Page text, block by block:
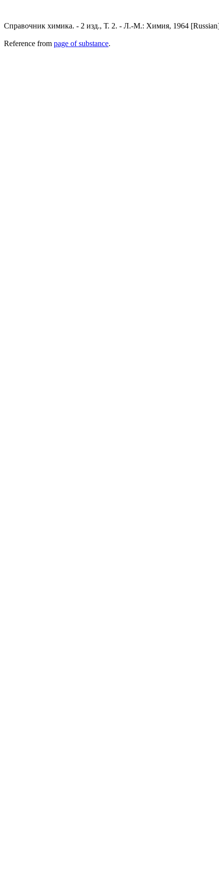
Справочник химика. - 2 изд., Т. 2. - Л.-М.: Химия, 1964
Reference from page of substance.